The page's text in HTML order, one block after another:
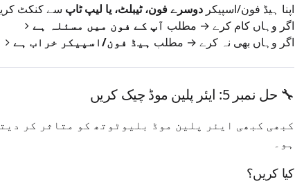
اپنا ہیڈ فون/اسپیکردوسرے فون، ٹیبلٹ، یا لیپ ٹاپ سے کنکٹ
اگر وہاں کام کرے → مطلب آپ کے فون میں مسئلہ ہے
اگر وہاں بھی نہ کرے → مطلب ہیڈ فون/اسپیکر خراب ہے
🔧 حل نمبر 5: ایئر پلین موڈ چیک کریں
کبھی کبھی ایئر پلین موڈ بلیوٹوتھ کو متاثر کر
ہو۔
کیا کریں؟